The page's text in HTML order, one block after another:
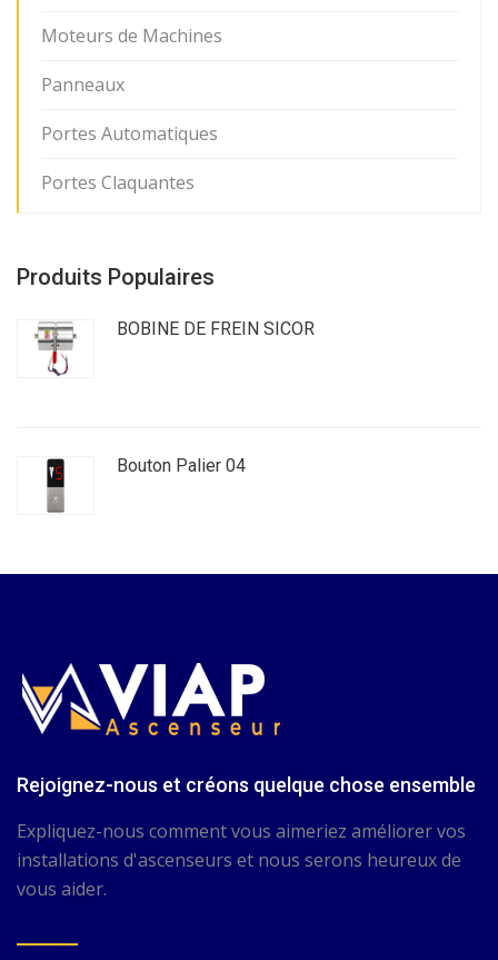
Moteurs de Machines
Panneaux
Portes Automatiques
Portes Claquantes
Produits Populaires
BOBINE DE FREIN SICOR
Bouton Palier 04
Rejoignez-nous et créons quelque chose ensemble
Expliquez-nous comment vous aimeriez améliorer vos
installations d'ascenseurs et nous serons heureux de
vous aider.